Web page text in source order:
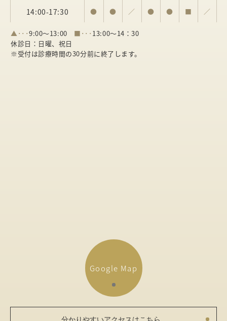
14:00-17:30 ● ● ／ ● ● ■ ／
▲･･･9:00～13:00 ■･･･ 13:00～14：30
休診日：日曜、祝日
※受付は診療時間の30分前に終了します。
Google Map